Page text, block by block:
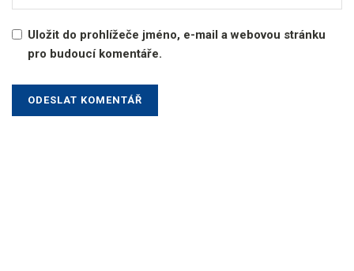
Uložit do prohlížeče jméno, e-mail a webovou stránku
pro budoucí komentáře.